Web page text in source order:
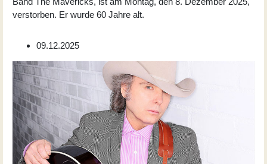
verstorben. Er wurde 60 Jahre alt.
09.12.2025